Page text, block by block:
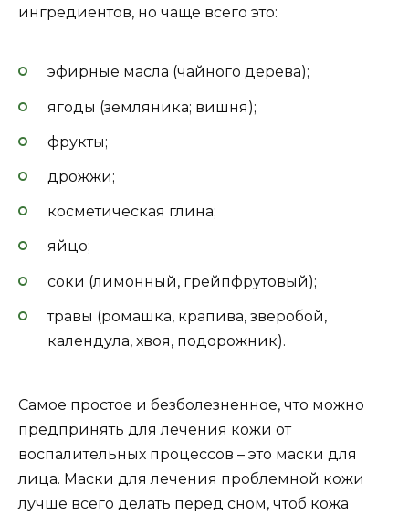
ингредиентов, но чаще всего это:
эфирные масла (чайного дерева);
ягоды (земляника; вишня);
фрукты;
дрожжи;
косметическая глина;
яйцо;
соки (лимонный, грейпфрутовый);
травы (ромашка, крапива, зверобой,
календула, хвоя, подорожник).
Самое простое и безболезненное, что можно
предпринять для лечения кожи от
воспалительных процессов – это маски для
лица. Маски для лечения проблемной кожи
лучше всего делать перед сном, чтоб кожа